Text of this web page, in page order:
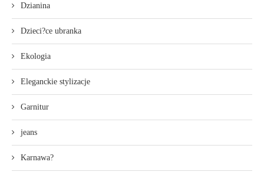
Dzianina
Dzieci?ce ubranka
Ekologia
Eleganckie stylizacje
Garnitur
jeans
Karnawa?